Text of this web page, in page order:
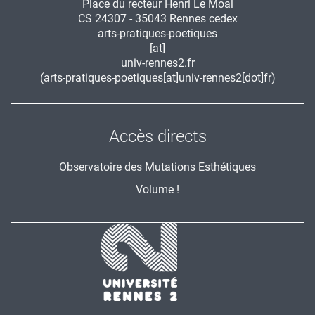
Place du recteur Henri Le Moal
CS 24307 - 35043 Rennes cedex
arts-pratiques-poetiques
[at]
univ-rennes2.fr
(arts-pratiques-poetiques[at]univ-rennes2[dot]fr)
Accès directs
Observatoire des Mutations Esthétiques
Volume !